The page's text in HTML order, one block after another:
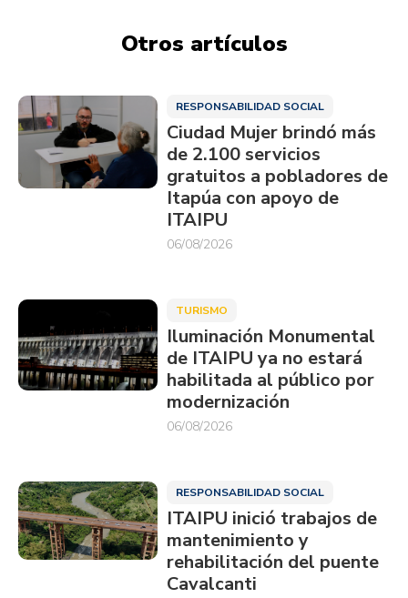
Otros artículos
RESPONSABILIDAD SOCIAL
Ciudad Mujer brindó más
de 2.100 servicios
gratuitos a pobladores de
Itapúa con apoyo de
ITAIPU
06/08/2026
TURISMO
Iluminación Monumental
de ITAIPU ya no estará
habilitada al público por
modernización
06/08/2026
RESPONSABILIDAD SOCIAL
ITAIPU inició trabajos de
mantenimiento y
rehabilitación del puente
Cavalcanti